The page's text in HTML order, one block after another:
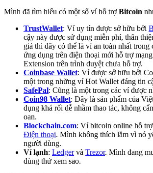
Mình đã tìm hiểu có một số ví hỗ trợBitcoin
TrustWallet: Ví uy tín được sở hữu bởi
cậy này được sử dụng miễn phí, thân
giá thì đây có thể là ví an toàn nhất
ứng dụng trên điện thoại mới hỗ trợ
Extension trên trình duyệt chưa hỗ trợ.
Coinbase Wallet: Ví được sở hữu bởi
một trong những ví Hot Wallet đáng tin
SafePal: Cũng là một trong các ví được
Coin98 Wallet: Đây là sản phẩm của
dụng khá rối dễ nhầm thao tác, không
oan.
Blockchain.com: Ví bitcoin online hỗ
Điện thoại. Mình không thích lắm vì nó
người dùng.
Ví lạnh: Ledgervà Trezor. Mình đang
dùng thử xem sao.